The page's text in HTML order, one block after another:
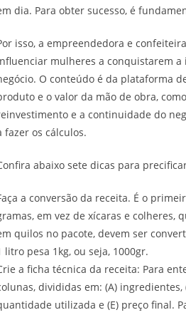
dia. Para obter sucesso, é
isso, a empreendedora e
mulheres a conquistarem
O conteúdo é da plataforma
e o valor da mão de obra,
e a continuidade do
fazer os cálculos.
abaixo sete dicas para
a conversão da receita. É o
em vez de xícaras e colheres,
quilos no pacote, devem ser
litro pesa 1kg, ou seja, 1000gr.
a ficha técnica da receita: Para
divididas em: (A)
utilizada e (E) preço final.